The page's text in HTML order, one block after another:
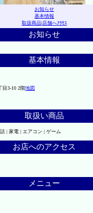
お知らせ
基本情報
取扱商品|店舗へｱｸｾｽ
お知らせ
基本情報
目3-10 2階地図
取扱い商品
| 家電 | エアコン | ゲーム
お店へのアクセス
メニュー